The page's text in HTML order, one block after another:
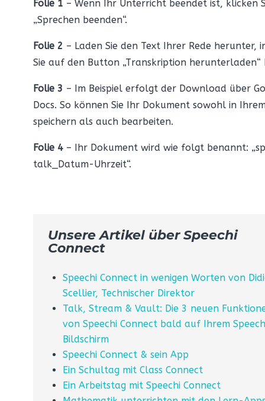
Folie 1 – Wenn Ihr Unterricht beendet ist, klicken
„Sprechen beenden“.
Folie 2 – Laden Sie den Text Ihrer Rede herunter,
Sie auf den Button „Transkription herunterladen“
Folie 3 – Im Beispiel erfolgt der Download über
Docs. So können Sie Ihr Dokument sowohl in
speichern als auch bearbeiten.
Folie 4 – Ihr Dokument wird wie folgt benannt:
talk_Datum-Uhrzeit“.
Unsere Artikel über Speechi
Connect
Speechi Connect in wenigen Worten von
Scellier, Technischer Direktor
Talk, Stream & Vault: Die 3 neuen
von Speechi Connect bald auf Ihrem
Bildschirm
Speechi Connect & sein App
Ein Schultag mit Class Connect
Ein Arbeitstag mit Speechi Connect